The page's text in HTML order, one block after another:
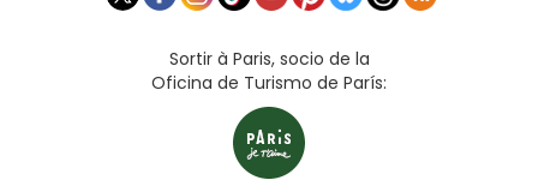
Sortir à Paris, socio de la
Oficina de Turismo de París: